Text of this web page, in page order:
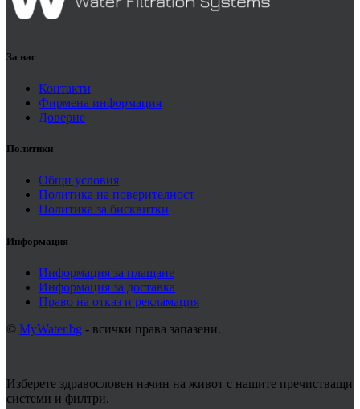
За нас
Контакти
Фирмена информация
Доверие
Политики
Общи условия
Политика на поверителност
Политика за бисквитки
Информация
Информация за плащане
Информация за доставка
Право на отказ и рекламация
© MyWater.bg - всички права запазени.
Изберете здравословен начин на живот с нашите пречистващи
системи и филтри.